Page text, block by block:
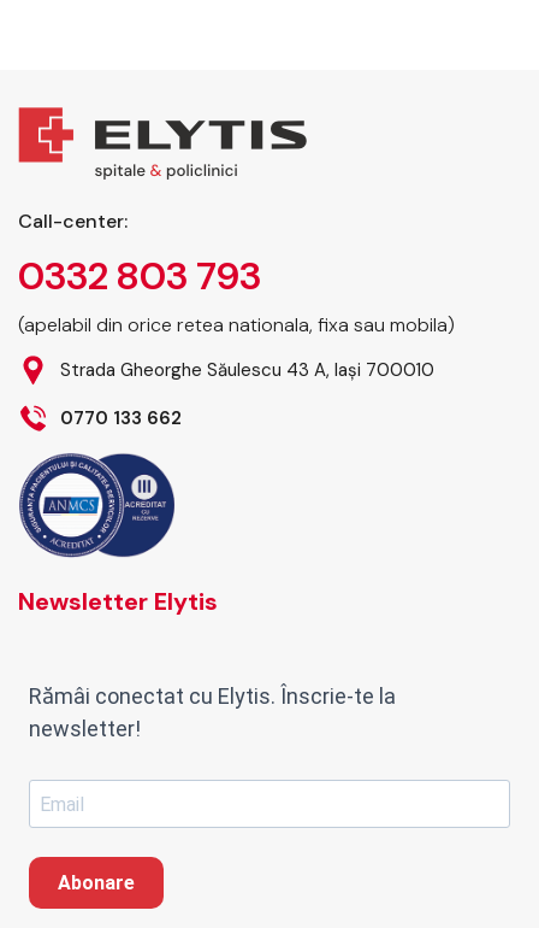
Call-center:
0332 803 793
(apelabil din orice retea nationala, fixa sau mobila)
Strada Gheorghe Săulescu 43 A, Iași 700010
0770 133 662
Newsletter Elytis
Rămâi conectat cu Elytis. Înscrie-te la
newsletter!
Abonare